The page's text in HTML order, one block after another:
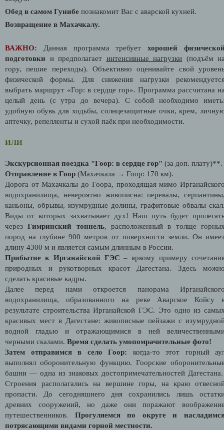
Обед в самом Гунибе познакомит Вас с аварской кухней.
Возвращение в Махачкалу.
ВАЖНО: Данная программа требуетхорошей
подготовки и предполагает интенсивные нагрузки (подъём
гору, пешие переходы). Объективно оценивайте свой
физической формы. Для снижения нагрузки
выбрать маршрут «Гор: в сердце гор». Программа рассчитана
целый день (с утра до вечера). С собой необходимо
удобную обувь для ходьбы, солнцезащитные очки, крем,
аптечку, репелленты и сухой паёк при необходимости.
ИЛИ
Экскурсионная поездка "Гоор: в сердце гор" (за доп. плату)**.
Отправление в Гоор (Махачкала → Гоор: 170 км).
Дорога от Махачкалы до Гоора, проходящая мимо
водохранилища, невероятно живописна: перевалы,
каньоны, обрывы, изумрудные долины, графитовые обвалы
Виды от которых захватывает дух! Наш путь будет
через Гимринский тоннель, расположенный в толще
пород на глубине 900 метров от поверхности земли. Он
длину 4300 м и является самым длинным в России.
Прибытие к Ирганайской ГЭС – яркому примеру
природных и рукотворных красот Дагестана. Здесь
сделать красивые кадры.
Далее перед нами откроется панорама
водохранилища, образованного на реке Аварское Койсу
результате строительства Ирганайской ГЭС. Это одно из
красивых мест в Дагестане: живописные пейзажи с
водной гладью и отражающимися в ней
черными скалами. Время сделать умопомрачительные фото!
Затем отправимся в село Гоор: когда-то этот горный
выполнял оборонительную функцию. Гоорские
башни — одна из знаковых достопримечательностей
Строения располагались на вершине горы, на краю
пропасти. До сегодняшнего дня сохранились лишь
древних сооружений, но даже они поражают
путешественников. Прогуляемся по округе и
потрясающими видами горной местности.